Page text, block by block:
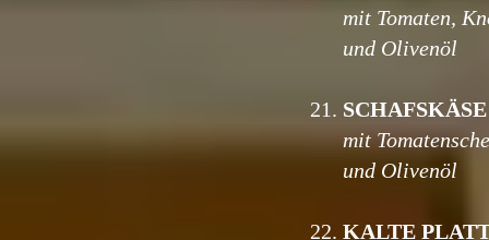
21.
22.
mit Tomaten,
und Olivenöl
mit
und Olivenöl
KALTE